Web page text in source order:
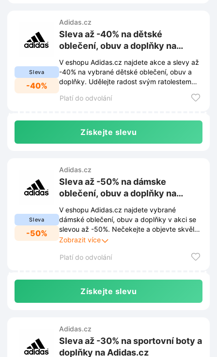
Sleva
-40%
Adidas.cz
Sleva až -40% na dětské
oblečení, obuv a doplňky na
Adidas.cz
V eshopu Adidas.cz najdete akce a slevy až
-40% na vybrané dětské oblečení, obuv a
doplňky. Udělejte radost svým ratolestem
Platí do odvolání
Získejte slevu
Sleva
-50%
Adidas.cz
Sleva až -50% na dámske
oblečení, obuv a doplňky na
Adidas.cz
V eshopu Adidas.cz najdete vybrané
dámské oblečení, obuv a doplňky v akci se
slevou až -50%. Nečekejte a objevte skvělé
nabídky, které vám umožní doplnit váš
výhodné ceny.
Zobrazit více
Platí do odvolání
Získejte slevu
Adidas.cz
Sleva až -30% na sportovní boty a
doplňky na Adidas.cz